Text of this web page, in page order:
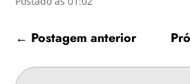
← Postagem anterior